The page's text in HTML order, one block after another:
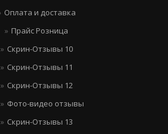
Оплата и доставка
Прайс Розница
Скрин-Отзывы 10
Скрин-Отзывы 11
Скрин-Отзывы 12
Фото-видео отзывы
Скрин-Отзывы 13